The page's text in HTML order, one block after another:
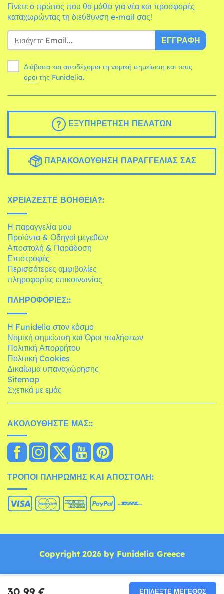
30,99 € ΕΠΙΛΈΞΤΕ ΜΈΓΕΘΟΣ
Γίνετε ο πρώτος που θα μάθει για νέα και προσφορές
καταχωρώντας τη διεύθυνση e-mail σας!
ΕΓΓΡΑΦΉ
Διάβασα και αποδέχομαι τη νομική σημείωση και τους
όροι της Funidelia.
ΕΞΥΠΗΡΈΤΗΣΗ ΠΕΛΑΤΏΝ
ΠΑΡΑΚΟΛΟΎΘΗΣΗ ΠΑΡΑΓΓΕΛΊΑΣ ΣΑΣ
ΧΡΕΙΆΖΕΣΤΕ ΒΟΉΘΕΙΑ?:
Η παραγγελία μου
Προϊόντα & Οδηγοί μεγεθών
Αποστολή & Παράδοση
Επιστροφές
Περισσότερες αμφιβολίες
πληροφορίες επικοινωνίας
ΠΛΗΡΟΦΟΡΊΕΣ::
Η Funidelia στον κόσμο
Νομική σημείωση και Όροι πωλήσεων
Πολιτική Απορρήτου
Πολιτική Cookies
Δικαίωμα υπαναχώρησης
Sitemap
Σχετικά με εμάς
ΑΚΟΛΟΥΘΉΣΤΕ ΜΑΣ::
ΤΡΌΠΟΙ ΠΛΗΡΩΜΉΣ ΚΑΙ ΑΠΟΣΤΟΛΉ:
Copyright 2026 by Funidelia Greece